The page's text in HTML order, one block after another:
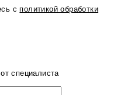
сполитикой обработки
специалиста